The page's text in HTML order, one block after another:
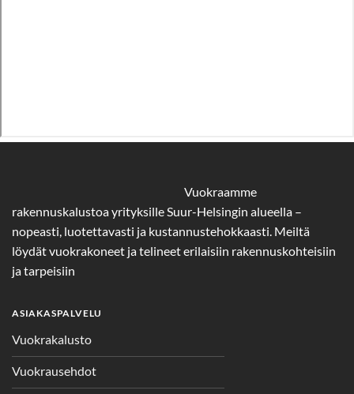
Vuokraamme
rakennuskalustoa yrityksille Suur-Helsingin alueella –
nopeasti, luotettavasti ja kustannustehokkaasti. Meiltä
löydät vuokrakoneet ja telineet erilaisiin rakennuskohteisiin
ja tarpeisiin
ASIAKASPALVELU
Vuokrakalusto
Vuokrausehdot